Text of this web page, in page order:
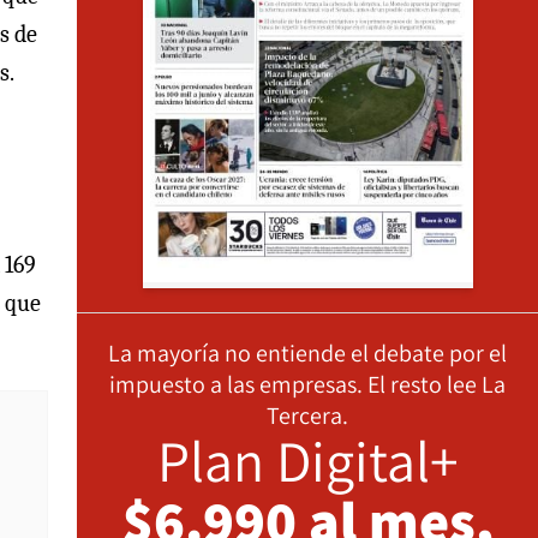
de
que
La mayoría no entiende el debate por el
impuesto a las empresas. El resto lee La
Tercera.
Plan Digital+
$6.990 al mes,